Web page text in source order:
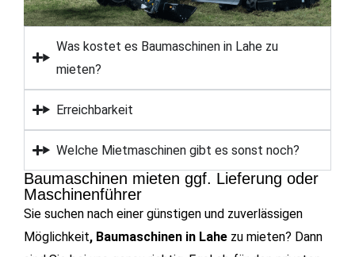
Was kostet es Baumaschinen in Lahe zu
mieten?
Erreichbarkeit
Welche Mietmaschinen gibt es sonst noch?
Baumaschinen mieten ggf. Lieferung oder
Maschinenführer
Sie suchen nach einer günstigen und zuverlässigen
Möglichkeit, Baumaschinen in Lahe zu mieten? Dann